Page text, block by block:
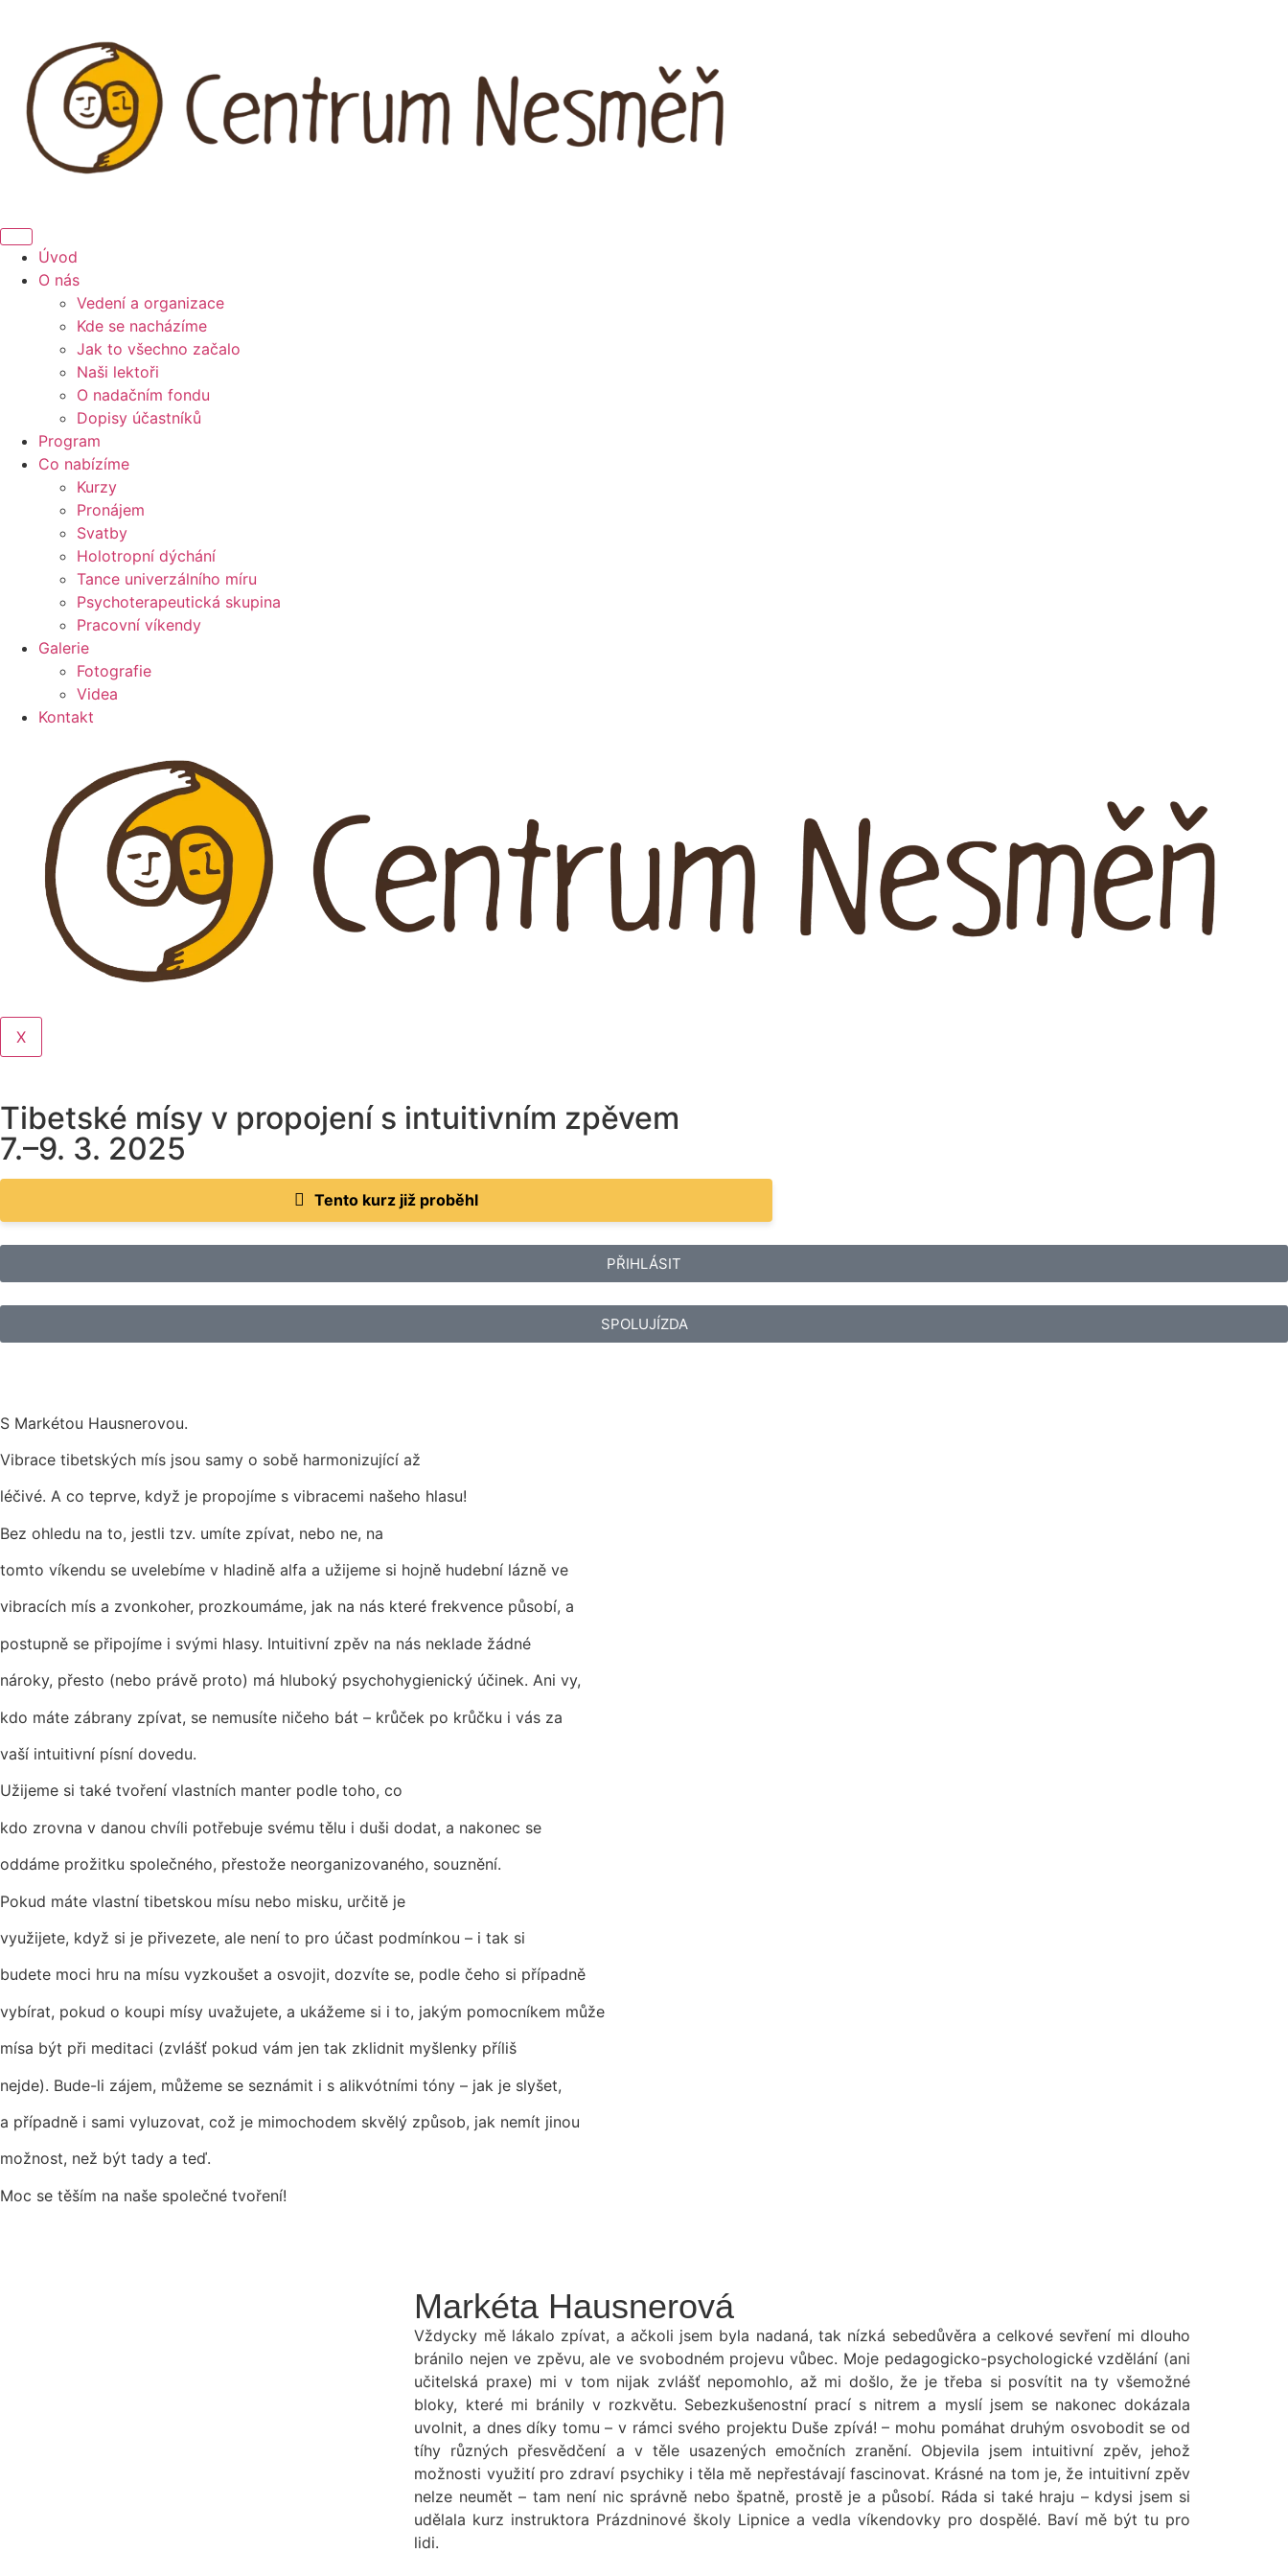
Úvod
O nás
Vedení a organizace
Kde se nacházíme
Jak to všechno začalo
Naši lektoři
O nadačním fondu
Dopisy účastníků
Program
Co nabízíme
Kurzy
Pronájem
Svatby
Holotropní dýchání
Tance univerzálního míru
Psychoterapeutická skupina
Pracovní víkendy
Galerie
Fotografie
Videa
Kontakt
X
Tibetské mísy v propojení s intuitivním zpěvem
7.–9. 3. 2025
Tento kurz již proběhl
PŘIHLÁSIT
SPOLUJÍZDA
S Markétou Hausnerovou.
Vibrace tibetských mís jsou samy o sobě harmonizující až
léčivé. A co teprve, když je propojíme s vibracemi našeho hlasu!
Bez ohledu na to, jestli tzv. umíte zpívat, nebo ne, na
tomto víkendu se uvelebíme v hladině alfa a užijeme si hojně hudební lázně ve
vibracích mís a zvonkoher, prozkoumáme, jak na nás které frekvence působí, a
postupně se připojíme i svými hlasy. Intuitivní zpěv na nás neklade žádné
nároky, přesto (nebo právě proto) má hluboký psychohygienický účinek. Ani vy,
kdo máte zábrany zpívat, se nemusíte ničeho bát – krůček po krůčku i vás za
vaší intuitivní písní dovedu.
Užijeme si také tvoření vlastních manter podle toho, co
kdo zrovna v danou chvíli potřebuje svému tělu i duši dodat, a nakonec se
oddáme prožitku společného, přestože neorganizovaného, souznění.
Pokud máte vlastní tibetskou mísu nebo misku, určitě je
využijete, když si je přivezete, ale není to pro účast podmínkou – i tak si
budete moci hru na mísu vyzkoušet a osvojit, dozvíte se, podle čeho si případně
vybírat, pokud o koupi mísy uvažujete, a ukážeme si i to, jakým pomocníkem může
mísa být při meditaci (zvlášť pokud vám jen tak zklidnit myšlenky příliš
nejde). Bude-li zájem, můžeme se seznámit i s alikvótními tóny – jak je slyšet,
a případně i sami vyluzovat, což je mimochodem skvělý způsob, jak nemít jinou
možnost, než být tady a teď.
Moc se těším na naše společné tvoření!
Markéta Hausnerová
Vždycky mě lákalo zpívat, a ačkoli jsem byla nadaná, tak nízká sebedůvěra a celkové sevření mi dlouho
bránilo nejen ve zpěvu, ale ve svobodném projevu vůbec. Moje pedagogicko-psychologické vzdělání (ani
učitelská praxe) mi v tom nijak zvlášť nepomohlo, až mi došlo, že je třeba si posvítit na ty všemožné
bloky, které mi bránily v rozkvětu. Sebezkušenostní prací s nitrem a myslí jsem se nakonec dokázala
uvolnit, a dnes díky tomu – v rámci svého projektu Duše zpívá! – mohu pomáhat druhým osvobodit se od
tíhy různých přesvědčení a v těle usazených emočních zranění. Objevila jsem intuitivní zpěv, jehož
možnosti využití pro zdraví psychiky i těla mě nepřestávají fascinovat. Krásné na tom je, že intuitivní zpěv
nelze neumět – tam není nic správně nebo špatně, prostě je a působí. Ráda si také hraju – kdysi jsem si
udělala kurz instruktora Prázdninové školy Lipnice a vedla víkendovky pro dospělé. Baví mě být tu pro
lidi.